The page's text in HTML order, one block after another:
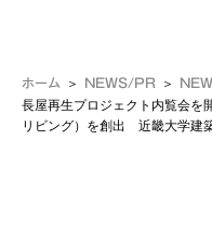
ホーム NEWS/PR
長屋再生プロジェクト内覧会
リビング）を創出 近畿大学建